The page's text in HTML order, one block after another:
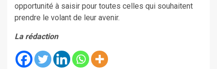
opportunité à saisir pour toutes celles qui souhaitent
prendre le volant de leur avenir.
La rédaction